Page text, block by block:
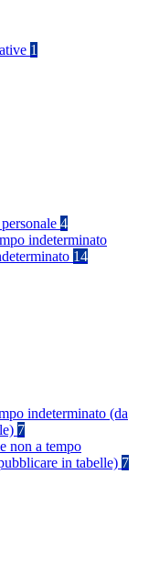
1
4
indeterminato
14
indeterminato (da
7
non a tempo
in tabelle) 7